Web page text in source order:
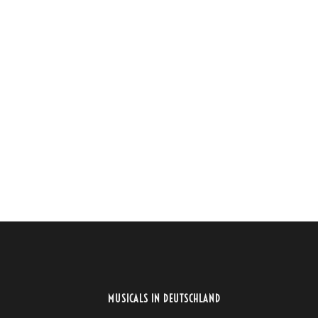
MUSICALS IN DEUTSCHLAND